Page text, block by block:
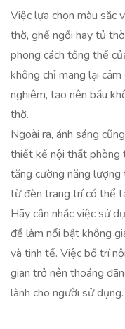
Việc lựa chọn màu sắc
thờ, ghế ngồi hay tủ
phong cách tổng thể
không chỉ mang lại
nghiêm, tạo nên bầu
thờ.
Ngoài ra, ánh sáng
thiết kế nội thất phòng
tăng cường năng lượng
từ đèn trang trí có thể
Hãy cân nhắc việc sử
để làm nổi bật không
và tinh tế. Việc bố trí
gian trở nên thoáng
lành cho người sử dụng.